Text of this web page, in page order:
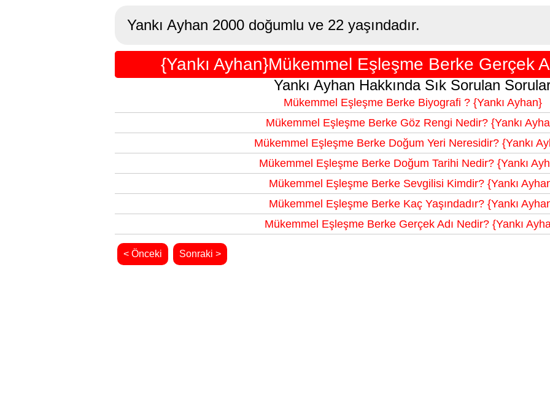
Yankı Ayhan 2000 doğumlu ve 22 yaşındadır.
{Yankı Ayhan}Mükemmel Eşleşme Berke Gerçek
Yankı Ayhan Hakkında Sık Sorulan
Mükemmel Eşleşme Berke Biyografi ? {Yankı Ayhan}
Mükemmel Eşleşme Berke Göz Rengi Nedir? {Yankı
Mükemmel Eşleşme Berke Doğum Yeri Neresidir? {Yankı
Mükemmel Eşleşme Berke Doğum Tarihi Nedir? {Yankı
Mükemmel Eşleşme Berke Sevgilisi Kimdir? {Yankı
Mükemmel Eşleşme Berke Kaç Yaşındadır? {Yankı
Mükemmel Eşleşme Berke Gerçek Adı Nedir? {Yankı
< Önceki Sonraki >